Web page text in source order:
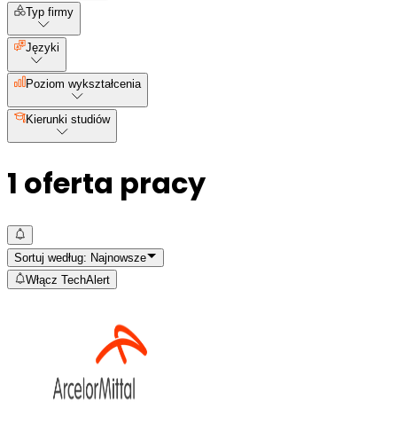
Typ firmy
Języki
Poziom wykształcenia
Kierunki studiów
1 oferta pracy
Sortuj według: Najnowsze
Włącz TechAlert